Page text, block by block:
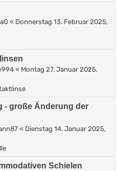
« Donnerstag 13. Februar 2025,
« Montag 27. Januar 2025,
- große Änderung der
« Dienstag 14. Januar 2025,
Schielen